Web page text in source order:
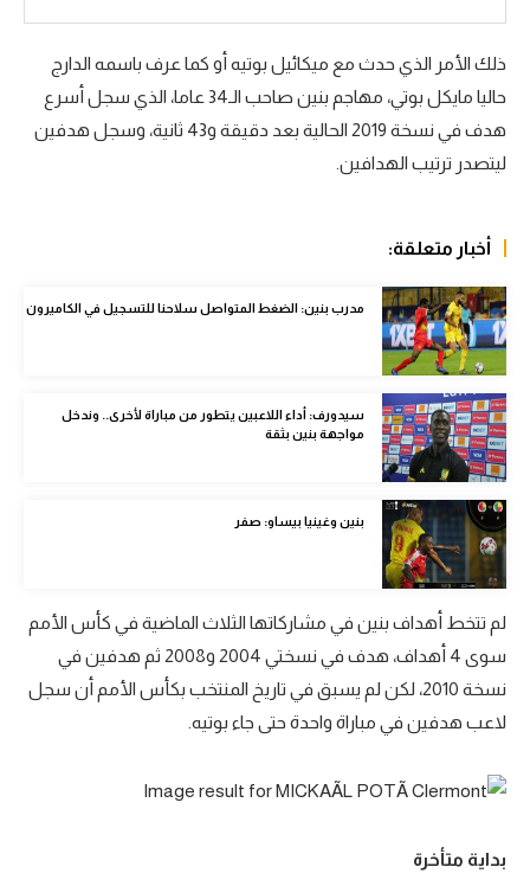
رياضات أخرى
أمم إفريقيا
كرة السلة الأمريكية
كرة يد
كرة طائرة
الوطن العربي
رياضة نسائية
آسيا
أمريكا
ركن الألعاب
أقسام خاصة
Gamers
ميركاتو
تحقيق في الجول
تحليل في الجول
ذلك الأمر الذي حدث مع ميكائيل بوتيه أو كما عرف باسمه الدارج
حاليا مايكل بوتي، مهاجم بنين صاحب الـ34 عاما، الذي سجل أسرع
هدف في نسخة 2019 الحالية بعد دقيقة و43 ثانية، وسجل هدفين
ليتصدر ترتيب الهدافين.
أخبار متعلقة:
مدرب بنين: الضغط المتواصل سلاحنا للتسجيل في الكاميرون
سيدورف: أداء اللاعبين يتطور من مباراة لأخرى.. وندخل
مواجهة بنين بثقة
بنين وغينيا بيساو: صفر
لم تتخط أهداف بنين في مشاركاتها الثلاث الماضية في كأس الأمم
سوى 4 أهداف، هدف في نسختي 2004 و2008 ثم هدفين في
نسخة 2010، لكن لم يسبق في تاريخ المنتخب بكأس الأمم أن سجل
لاعب هدفين في مباراة واحدة حتى جاء بوتيه.
بداية متأخرة